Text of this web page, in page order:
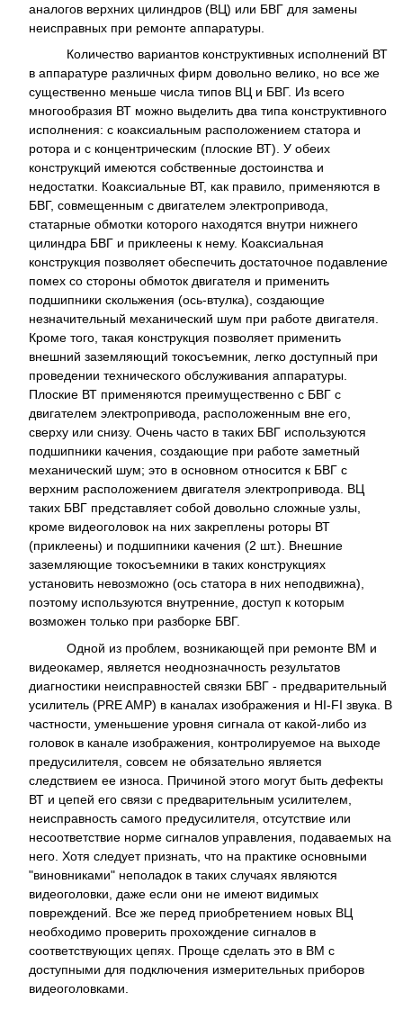
аналогов верхних цилиндров (ВЦ) или БВГ для замены
неисправных при ремонте аппаратуры.
Количество вариантов конструктивных исполнений ВТ
в аппаратуре различных фирм довольно велико, но все же
существенно меньше числа типов ВЦ и БВГ. Из всего
многообразия ВТ можно выделить два типа конструктивного
исполнения: с коаксиальным расположением статора и
ротора и с концентрическим (плоские ВТ). У обеих
конструкций имеются собственные достоинства и
недостатки. Коаксиальные ВТ, как правило, применяются в
БВГ, совмещенным с двигателем электропривода,
статарные обмотки которого находятся внутри нижнего
цилиндра БВГ и приклеены к нему. Коаксиальная
конструкция позволяет обеспечить достаточное подавление
помех со стороны обмоток двигателя и применить
подшипники скольжения (ось-втулка), создающие
незначительный механический шум при работе двигателя.
Кроме того, такая конструкция позволяет применить
внешний заземляющий токосъемник, легко доступный при
проведении технического обслуживания аппаратуры.
Плоские ВТ применяются преимущественно с БВГ с
двигателем электропривода, расположенным вне его,
сверху или снизу. Очень часто в таких БВГ используются
подшипники качения, создающие при работе заметный
механический шум; это в основном относится к БВГ с
верхним расположением двигателя электропривода. ВЦ
таких БВГ представляет собой довольно сложные узлы,
кроме видеоголовок на них закреплены роторы ВТ
(приклеены) и подшипники качения (2 шт.). Внешние
заземляющие токосъемники в таких конструкциях
установить невозможно (ось статора в них неподвижна),
поэтому используются внутренние, доступ к которым
возможен только при разборке БВГ.
Одной из проблем, возникающей при ремонте ВМ и
видеокамер, является неоднозначность результатов
диагностики неисправностей связки БВГ - предварительный
усилитель (PRE AMP) в каналах изображения и HI-FI звука. В
частности, уменьшение уровня сигнала от какой-либо из
головок в канале изображения, контролируемое на выходе
предусилителя, совсем не обязательно является
следствием ее износа. Причиной этого могут быть дефекты
ВТ и цепей его связи с предварительным усилителем,
неисправность самого предусилителя, отсутствие или
несоответствие норме сигналов управления, подаваемых на
него. Хотя следует признать, что на практике основными
"виновниками" неполадок в таких случаях являются
видеоголовки, даже если они не имеют видимых
повреждений. Все же перед приобретением новых ВЦ
необходимо проверить прохождение сигналов в
соответствующих цепях. Проще сделать это в ВМ с
доступными для подключения измерительных приборов
видеоголовками.